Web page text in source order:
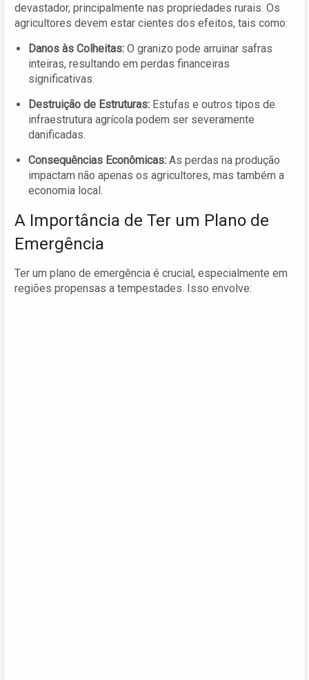
devastador, principalmente nas propriedades rurais. Os
agricultores devem estar cientes dos efeitos, tais como:
Danos às Colheitas: O granizo pode arruinar safras
inteiras, resultando em perdas financeiras
significativas.
Destruição de Estruturas: Estufas e outros tipos de
infraestrutura agrícola podem ser severamente
danificadas.
Consequências Econômicas: As perdas na produção
impactam não apenas os agricultores, mas também a
economia local.
A Importância de Ter um Plano de
Emergência
Ter um plano de emergência é crucial, especialmente em
regiões propensas a tempestades. Isso envolve: